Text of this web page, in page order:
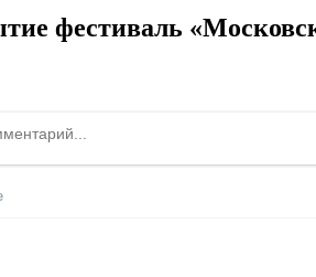
фестиваль